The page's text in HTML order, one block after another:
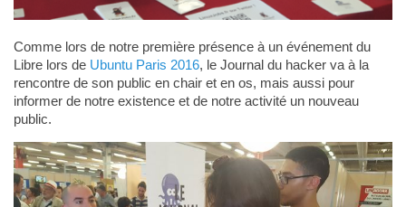
Comme lors de notre première présence à un événement du
Libre lors de Ubuntu Paris 2016, le Journal du hacker va à la
rencontre de son public en chair et en os, mais aussi pour
informer de notre existence et de notre activité un nouveau
public.